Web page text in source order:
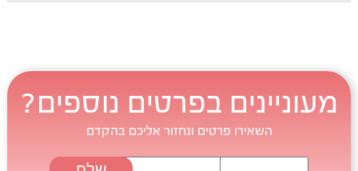
מעוניינים בפרטים נוספים?
השאירו פרטים ונחזור אליכם בהקדם